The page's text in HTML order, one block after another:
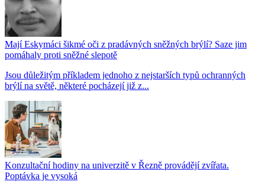
Mají Eskymáci šikmé oči z pradávných sněžných brýlí? Saze jim
pomáhaly proti sněžné slepotě
Jsou důležitým příkladem jednoho z nejstarších typů ochranných
brýlí na světě, některé pocházejí již z...
Konzultační hodiny na univerzitě v Řezně provádějí zvířata.
Poptávka je vysoká